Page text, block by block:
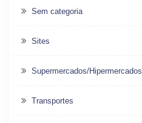
Sem categoria
Sites
Supermercados/Hipermercados
Transportes